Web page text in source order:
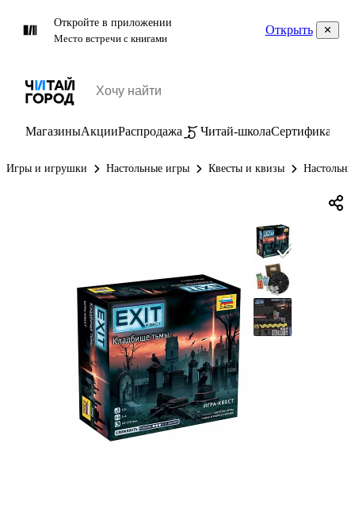
Откройте в приложении
Место встречи с книгами
Открыть
МагазиныАкцииРаспродажа Читай-школаСертификаты
Игры и игрушки Настольные игры Квесты и квизы